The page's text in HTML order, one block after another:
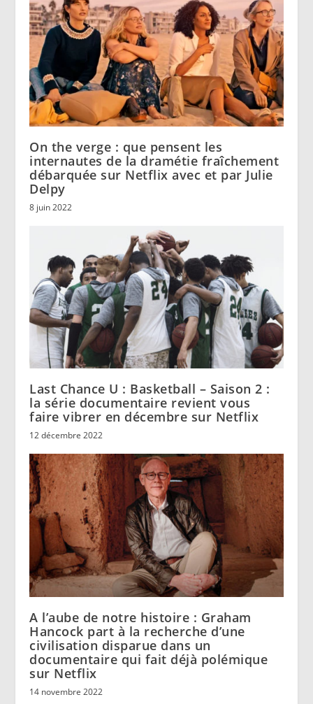
On the verge : que pensent les
internautes de la dramétie fraîchement
débarquée sur Netflix avec et par Julie
Delpy
8 juin 2022
Last Chance U : Basketball – Saison 2 :
la série documentaire revient vous
faire vibrer en décembre sur Netflix
12 décembre 2022
A l’aube de notre histoire : Graham
Hancock part à la recherche d’une
civilisation disparue dans un
documentaire qui fait déjà polémique
sur Netflix
14 novembre 2022